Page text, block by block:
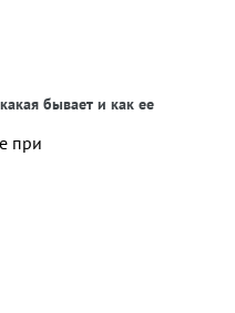
бывает и как ее